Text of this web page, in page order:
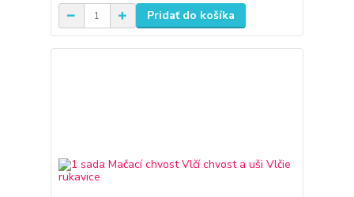
Pridať do košíka